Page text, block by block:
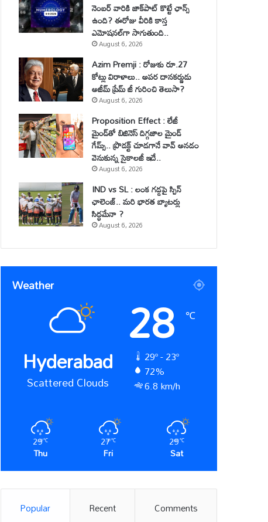
నెంబర్ వారికి జాక్‌పాట్ కొట్టే ఛాన్స్
ఉంది? ఈరోజు వీరికి కాస్త
ఎమోషనల్‌గా సాగుతుంది..
August 6, 2026
Azim Premji : రోజుకు రూ.27
కోట్లు విరాళాలు.. అపర దానకర్ణుడు
అజీమ్ ప్రేమ్ జీ గురించి తెలుసా?
August 6, 2026
Proposition Effect : లేజీ
మైండ్‌తో బిజినెస్ దిగ్గజాల మైండ్
గేమ్స్.. ప్రొడక్ట్ చూడగానే వావ్ అనడం
వెనుకున్న సైకాలజీ ఇదే..
August 6, 2026
IND vs SL : లంక గడ్డపై స్పిన్
ఛాలెంజ్.. మరి భారత బ్యాటర్లు
సిద్ధమేనా ?
August 6, 2026
Weather
Hyderabad
Scattered Clouds
28 ℃
29º - 23º
72%
6.8 km/h
29℃
Thu
27℃
Fri
29℃
Sat
Popular Recent Comments